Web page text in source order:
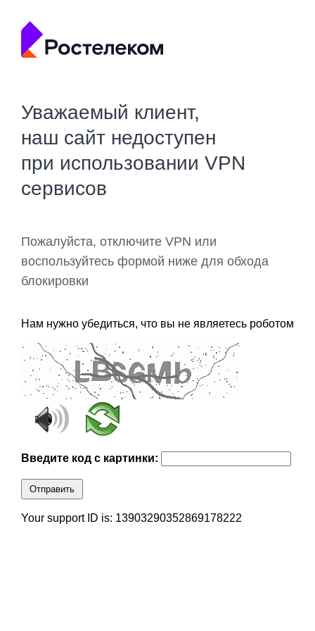
Уважаемый клиент,
наш сайт недоступен
при использовании VPN
сервисов
Пожалуйста, отключите VPN или
воспользуйтесь формой ниже для обхода
блокировки
Нам нужно убедиться, что вы не являетесь роботом
Введите код с картинки:
Отправить
Your support ID is: 13903290352869178222